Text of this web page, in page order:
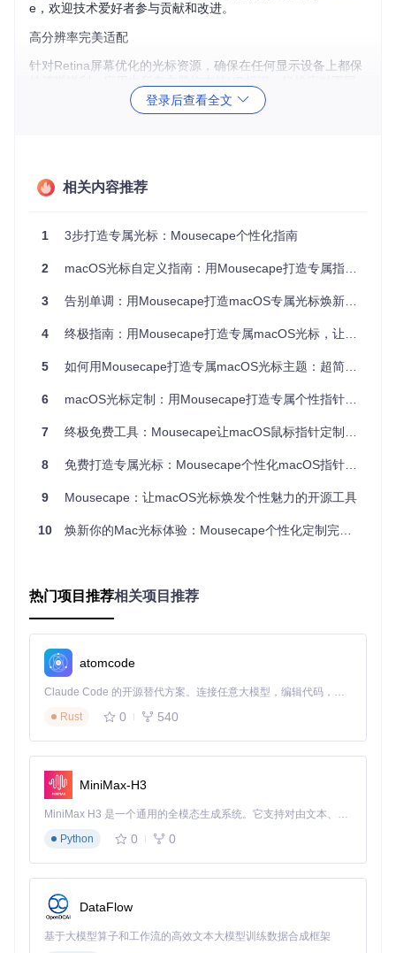
e，欢迎技术爱好者参与贡献和改进。
高分辨率完美适配
针对Retina屏幕优化的光标资源，确保在任何显示设备上都保
分辨率需求，告别模糊的低清光标。
烦。
git clone
ecape.xcodeproj
点击Xcode的"Build"按钮生成应用，首次运行时会提示安装Hel
per Tool，这是确保光标修改权限的必要组件，请点击"安
装"完成配置。
名称即可预览效果，满意后点击右侧"HD"按钮应用。当前应用
图：Mousecape主界面展示多种光标主题，每个主题包含不同
创意应用场景推荐
工作效率提升
为不同工作场景设置专属光标：编程时使用精准定位的"编辑
模式"光标，设计工作时切换为带色彩标记的"设计模式"光标，
阅读文档时使用柔和的"浏览模式"光标，通过视觉差异快速识
别当前工作状态。
个性化桌面打造
配合macOS的深色/浅色模式，选择互补色系的光标主题。例
风格更加统一协调。
协作与演示优化
在远程会议或教学演示时，使用醒目的光标主题（如带轨迹动
画的光标），让观众更容易跟随你的操作位置，提升沟通效
率。
登录后查看全文
相关内容推荐
1 3步打造专属光标：Mousecape个性化指南
2 macOS光标自定义指南：用Mousecape打造专属指针焕新体验
3 告别单调：用Mousecape打造macOS专属光标焕新体验
4 终极指南：用Mousecape打造专属macOS光标，让你的鼠标指针焕然一新
5 如何用Mousecape打造专属macOS光标主题：超简单自定义教程 🖱️
6 macOS光标定制：用Mousecape打造专属个性指针的焕新体验
7 终极免费工具：Mousecape让macOS鼠标指针定制变得简单快速
8 免费打造专属光标：Mousecape个性化macOS指针完全指南
9 Mousecape：让macOS光标焕发个性魅力的开源工具
10 焕新你的Mac光标体验：Mousecape个性化定制完全指南
热门项目推荐相关项目推荐
atomcode
Claude Code 的开源替代方案。连接任意大模型，编辑代码，运行命令，自动验证 — 全自动执行。用 Rust 构建，极致性能。 ｜ An open-source alternative to Claude Code. Connect any LLM, edit code, run commands, and verify changes — autonomously. Built in Rust for speed. Get Started
Rust
0 540
MiniMax-H3
MiniMax H3 是一个通用的全模态生成系统。它支持对由文本、图像、视频和音频组成的多模态上下文进行统一理解，并能生成分辨率高达 2K、时长可达 15 秒的带原生立体声音频的视频。得益于面向任务泛化的系统设计，H3 在预训练阶段就已具备广泛的多模态上下文理解与生成能力，能够出色地执行复杂的多模态指令。
Python
0 0
DataFlow
基于大模型算子和工作流的高效文本大模型训练数据合成框架